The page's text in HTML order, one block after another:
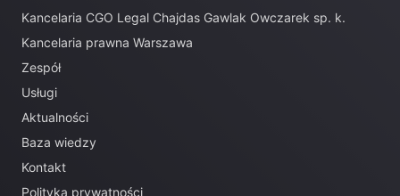
Kancelaria CGO Legal Chajdas Gawlak Owczarek sp. k.
Kancelaria prawna Warszawa
Zespół
Usługi
Aktualności
Baza wiedzy
Kontakt
Polityka prywatności